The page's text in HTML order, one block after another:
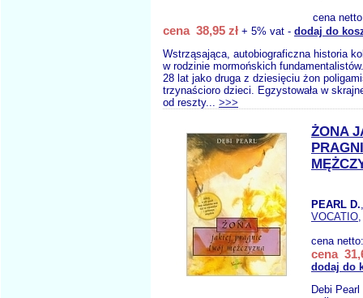
cena
cena 38,95 zł + 5% vat - dodaj do
Wstrząsająca, autobiograficzna historia
w rodzinie mormońskich
28 lat jako druga z dziesięciu żon
trzynaścioro dzieci. Egzystowała w
od reszty... >>>
ŻONA
PEARL D.
VOCATIO
cena
cena
dodaj do
Debi